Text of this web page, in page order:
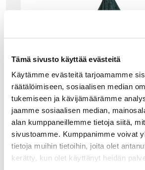
Tämä sivusto käyttää evästeitä
Käytämme evästeitä tarjoamamme
räätälöimiseen, sosiaalisen median
tukemiseen ja kävijämäärämme
jaamme sosiaalisen median,
alan kumppaneillemme tietoja siitä,
sivustoamme. Kumppanimme voivat
tietoja muihin tietoihin, joita olet
kerätty, kun olet käyttänyt heidän